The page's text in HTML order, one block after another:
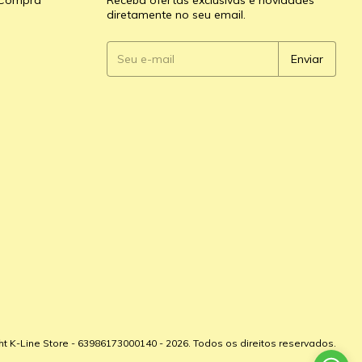
diretamente no seu email.
K-Line Store - 63986173000140 - 2026. Todos os direitos reservados.